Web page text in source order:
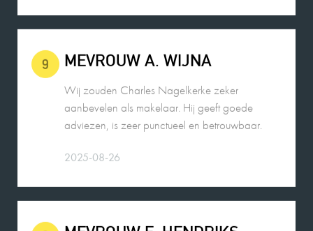
9 MEVROUW A. WIJNA
Wij zouden Charles Nagelkerke zeker
adviezen, is zeer punctueel en betrouwbaar.
2025-08-26
9 MEVROUW E. HENDRIKS